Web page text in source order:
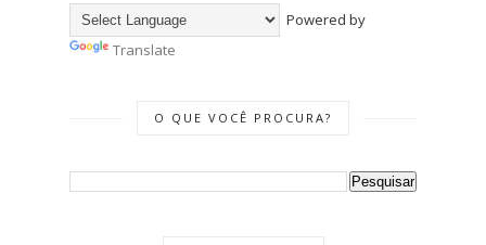
Powered by
Translate
O QUE VOCÊ PROCURA?